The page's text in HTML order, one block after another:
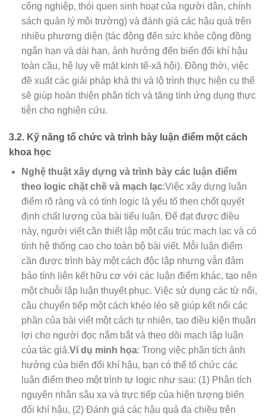
công nghiệp, thói quen sinh hoạt của người dân, chính
sách quản lý môi trường) và đánh giá các hậu quả trên
nhiều phương diện (tác động đến sức khỏe cộng đồng
ngắn hạn và dài hạn, ảnh hưởng đến biến đổi khí hậu
toàn cầu, hệ lụy về mặt kinh tế-xã hội). Đồng thời, việc
đề xuất các giải pháp khả thi và lộ trình thực hiện cụ thể
sẽ giúp hoàn thiện phân tích và tăng tính ứng dụng thực
tiễn cho nghiên cứu.
3.2. Kỹ năng tổ chức và trình bày luận điểm một cách
khoa học
Nghệ thuật xây dựng và trình bày các luận điểm
theo logic chặt chẽ và mạch lạc:Việc xây dựng luận
điểm rõ ràng và có tính logic là yếu tố then chốt quyết
định chất lượng của bài tiểu luận. Để đạt được điều
này, người viết cần thiết lập một cấu trúc mạch lạc và có
tính hệ thống cao cho toàn bộ bài viết. Mỗi luận điểm
cần được trình bày một cách độc lập nhưng vẫn đảm
bảo tính liên kết hữu cơ với các luận điểm khác, tạo nên
một chuỗi lập luận thuyết phục. Việc sử dụng các từ nối,
câu chuyển tiếp một cách khéo léo sẽ giúp kết nối các
phần của bài viết một cách tự nhiên, tạo điều kiện thuận
lợi cho người đọc nắm bắt và theo dõi mạch lập luận
của tác giả.Ví dụ minh họa: Trong việc phân tích ảnh
hưởng của biến đổi khí hậu, bạn có thể tổ chức các
luận điểm theo một trình tự logic như sau: (1) Phân tích
nguyên nhân sâu xa và trực tiếp của hiện tượng biến
đổi khí hậu, (2) Đánh giá các hậu quả đa chiều trên